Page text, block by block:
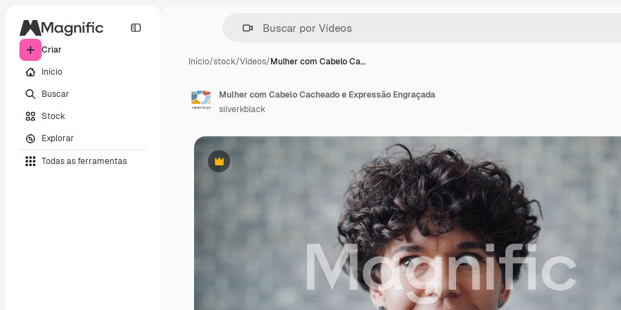
Criar
Início
Buscar
Stock
Explorar
Todas as ferramentas
Início/stock/Vídeos/Mulher com Cabelo Ca…
Premium
Mulher com Cabelo Cacheado e Expressão Engraçada
silverkblack